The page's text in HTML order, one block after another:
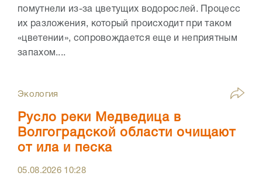
помутнели из-за цветущих водорослей. Процесс
их разложения, который происходит при таком
«цветении», сопровождается еще и неприятным
запахом....
Экология
Русло реки Медведица в
Волгоградской области очищают
от ила и песка
05.08.2026 10:28